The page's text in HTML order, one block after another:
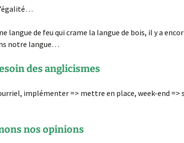
langue de feu qui crame la langue de bois, il y a
notre langue…
des anglicismes
implémenter => mettre en place, week-end =>
nos opinions